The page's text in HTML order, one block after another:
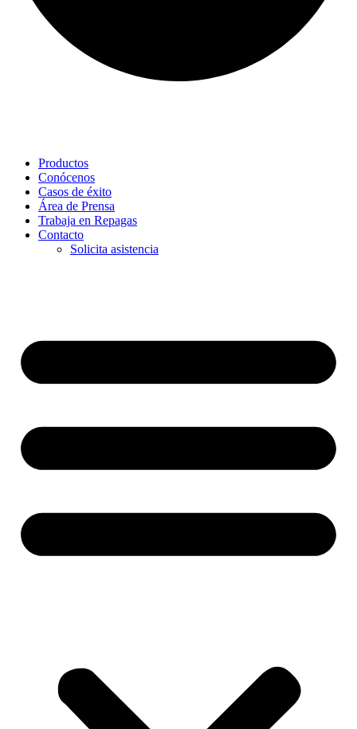
Productos
Conócenos
Casos de éxito
Área de Prensa
Trabaja en Repagas
Contacto
Solicita asistencia